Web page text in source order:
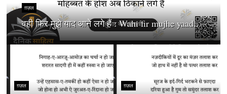
ग़ज़ल
वही फिर मुझे याद आने लगे हैं : Wahi fir mujhe yaad...
ग़ज़ल ग़ज़ल